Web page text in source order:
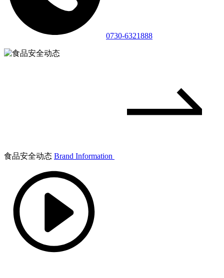
0730-6321888
食品安全动态 Brand Information